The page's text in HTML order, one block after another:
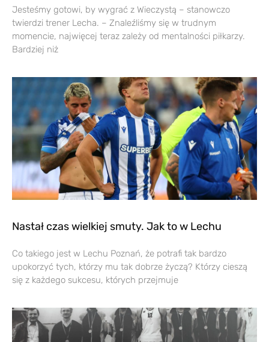
Jesteśmy gotowi, by wygrać z Wieczystą – stanowczo
twierdzi trener Lecha. – Znaleźliśmy się w trudnym
momencie, najwięcej teraz zależy od mentalności piłkarzy.
Bardziej niż
Nastał czas wielkiej smuty. Jak to w Lechu
Co takiego jest w Lechu Poznań, że potrafi tak bardzo
upokorzyć tych, którzy mu tak dobrze życzą? Którzy cieszą
się z każdego sukcesu, których przejmuje